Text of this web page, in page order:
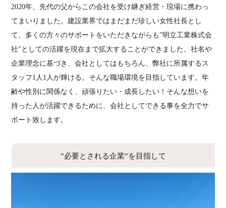
2020年、先代の父からこの会社を受け継ぎ経営・現場に携わっ
てまいりました。建設業界ではまだまだ珍しい女性社長とし
て、多くの方々のサポートをいただきながらも”明立工業株式会
社”としての活躍を現在まで拡大することができました。社名や
企業理念に基づき、会社としてはもちろん、弊社に所属するス
タッフ1人1人が輝ける。そんな職場環境を目指しています。年
齢や性別に関係なく、頑張りたい・成長したい！そんな想いを
持った人が活躍できるために、会社としてできる事を全力でサ
ポート致します。
”必要とされる企業”を目指して